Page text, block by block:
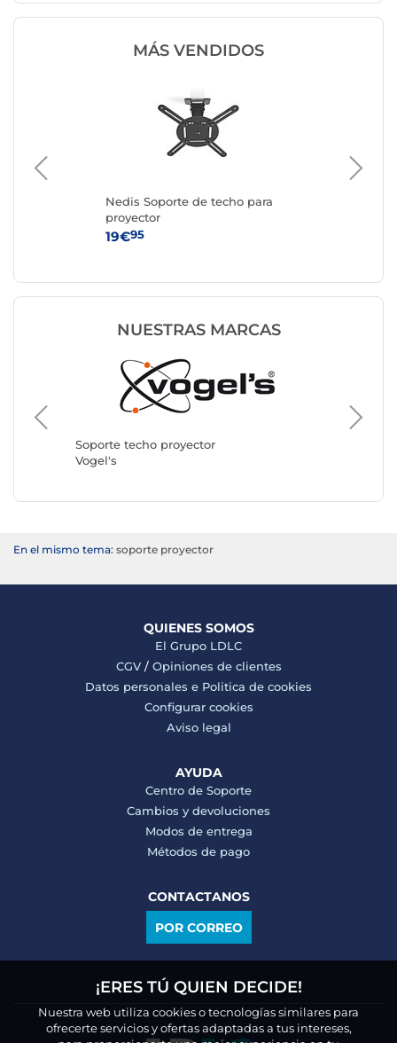
MÁS VENDIDOS
Nedis Soporte de techo para
proyector
19€95
NUESTRAS MARCAS
Soporte techo proyector
Vogel's
En el mismo tema: soporte proyector
QUIENES SOMOS
El Grupo LDLC
CGV/ Opiniones de clientes
Datos personales e Politica de cookies
Configurar cookies
Aviso legal
AYUDA
Centro de Soporte
Cambios y devoluciones
Modos de entrega
Métodos de pago
CONTACTANOS
POR CORREO
¡ERES TÚ QUIEN DECIDE!
Nuestra web utiliza cookies o tecnologías similares para
ofrecerte servicios y ofertas adaptadas a tus intereses,